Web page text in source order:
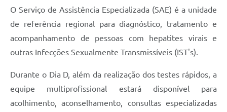
O Serviço de Assistência Especializada (SAE) é a unidade
de referência regional para diagnóstico, tratamento e
acompanhamento de pessoas com hepatites virais e
outras Infecções Sexualmente Transmissíveis (IST's).
Durante o Dia D, além da realização dos testes rápidos, a
equipe multiprofissional estará disponível para
acolhimento, aconselhamento, consultas especializadas